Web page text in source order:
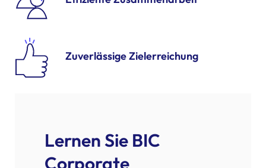
Zuverlässige Zielerreichung
Lernen Sie BIC
Corporate